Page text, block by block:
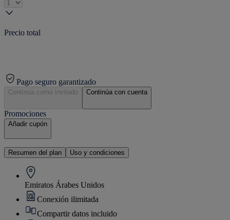
Precio total
Pago seguro garantizado
Continúa como invitado Continúa con cuenta
Promociones
Añadir cupón
Resumen del plan Uso y condiciones
Emiratos Árabes Unidos
Conexión ilimitada
Compartir datos incluido